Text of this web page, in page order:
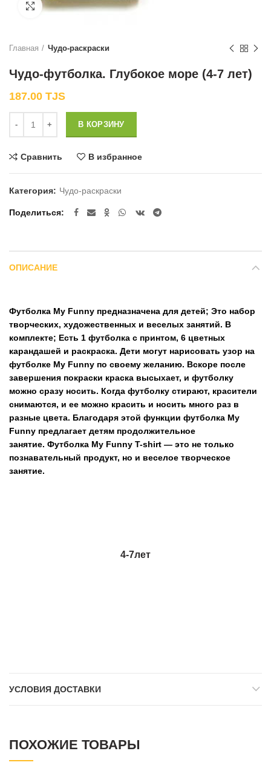
Нажмите, чтобы увеличить
Главная Чудо-раскраски
Чудо-футболка. Глубокое море (4-7 лет)
187.00 TJS
В КОРЗИНУ
Сравнить В избранное
Категория: Чудо-раскраски
Поделиться
ОПИСАНИЕ
Футболка My Funny предназначена для детей; Это набор
творческих, художественных и веселых занятий. В
комплекте; Есть 1 футболка с принтом, 6 цветных
карандашей и раскраска. Дети могут нарисовать узор на
футболке My Funny по своему желанию. Вскоре после
завершения покраски краска высыхает, и футболку
можно сразу носить. Когда футболку стирают, красители
снимаются, и ее можно красить и носить много раз в
разные цвета. Благодаря этой функции футболка My
Funny предлагает детям продолжительное
занятие. Футболка My Funny T-shirt — это не только
познавательный продукт, но и веселое творческое
занятие.
4-7лет
УСЛОВИЯ ДОСТАВКИ
ПОХОЖИЕ ТОВАРЫ